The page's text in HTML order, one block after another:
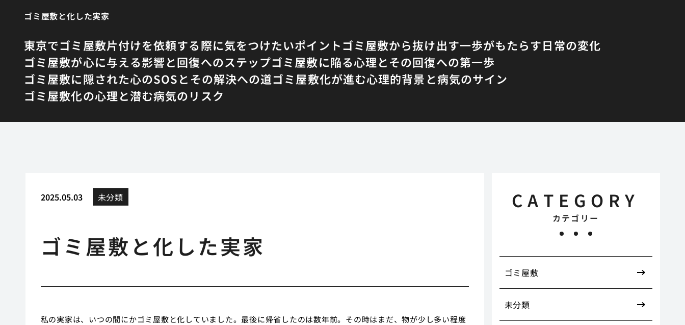
ゴミ屋敷と化した実家
東京でゴミ屋敷片付けを依頼する際に気をつけたいポイントゴミ屋敷から抜け出す一歩がもたらす日常の変化
ゴミ屋敷が心に与える影響と回復へのステップゴミ屋敷に陥る心理とその回復への第一歩
ゴミ屋敷に隠された心のSOSとその解決への道ゴミ屋敷化が進む心理的背景と病気のサイン
ゴミ屋敷化の心理と潜む病気のリスク
2025.05.03 未分類
ゴミ屋敷と化した実家
私の実家は、いつの間にかゴミ屋敷と化していました。最後に帰省したのは数年前。その時はまだ、物が少し多い程度
CATEGORY
カテゴリー
ゴミ屋敷
未分類